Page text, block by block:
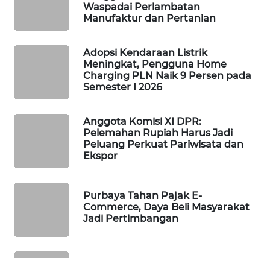
Waspadai Perlambatan
Manufaktur dan Pertanian
Adopsi Kendaraan Listrik
Meningkat, Pengguna Home
Charging PLN Naik 9 Persen pada
Semester I 2026
Anggota Komisi XI DPR:
Pelemahan Rupiah Harus Jadi
Peluang Perkuat Pariwisata dan
Ekspor
Purbaya Tahan Pajak E-
Commerce, Daya Beli Masyarakat
Jadi Pertimbangan
NEWS